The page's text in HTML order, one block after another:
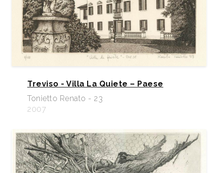
Treviso - Villa La Quiete – Paese
Tonietto Renato - 23
2007